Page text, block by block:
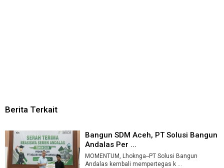
Berita Terkait
Bangun SDM Aceh, PT Solusi Bangun
Andalas Per ...
MOMENTUM, Lhoknga--PT Solusi Bangun
Andalas kembali mempertegas k ...